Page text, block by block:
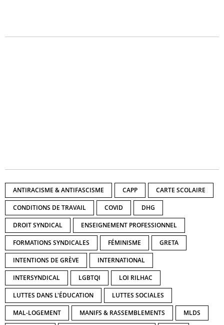
ANTIRACISME & ANTIFASCISME CAPP CARTE SCOLAIRE
CONDITIONS DE TRAVAIL COVID DHG
DROIT SYNDICAL ENSEIGNEMENT PROFESSIONNEL
FORMATIONS SYNDICALES FÉMINISME GRETA
INTENTIONS DE GRÈVE INTERNATIONAL
INTERSYNDICAL LGBTQI LOI RILHAC
LUTTES DANS L'ÉDUCATION LUTTES SOCIALES
MAL-LOGEMENT MANIFS & RASSEMBLEMENTS MLDS